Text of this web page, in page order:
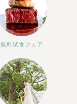
無料試食フェア